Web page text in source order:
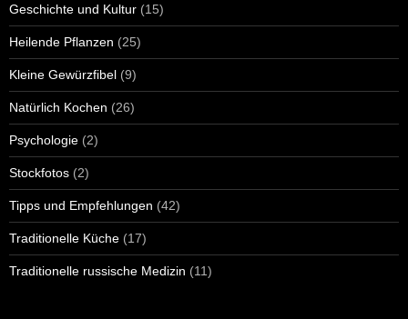
Geschichte und Kultur (15)
Heilende Pflanzen (25)
Kleine Gewürzfibel (9)
Natürlich Kochen (26)
Psychologie (2)
Stockfotos (2)
Tipps und Empfehlungen (42)
Traditionelle Küche (17)
Traditionelle russische Medizin (11)